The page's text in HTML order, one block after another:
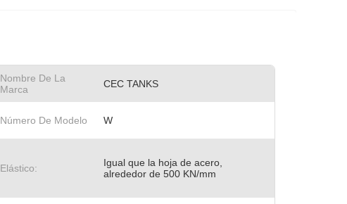
Nombre De La
Marca
CEC TANKS
Número De Modelo W
Elástico:
Igual que la hoja de acero,
alrededor de 500 KN/mm